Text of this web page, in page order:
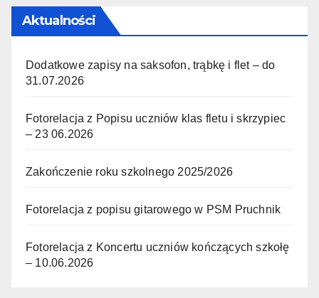
Aktualności
Dodatkowe zapisy na saksofon, trąbkę i flet – do
31.07.2026
Fotorelacja z Popisu uczniów klas fletu i skrzypiec
– 23 06.2026
Zakończenie roku szkolnego 2025/2026
Fotorelacja z popisu gitarowego w PSM Pruchnik
Fotorelacja z Koncertu uczniów kończących szkołę
– 10.06.2026